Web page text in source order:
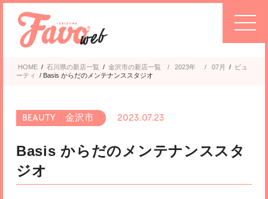
HOME / 石川県の新店一覧 / 金沢市 2023年 / 07月 /
ビュ
ーティ
/ Basis からだのメンテナンススタジオ
金沢市 2023.07.23
Basis からだのメンテナンススタ
ジオ